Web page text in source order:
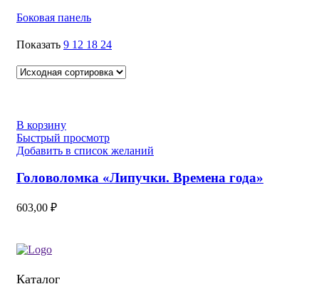
Боковая панель
Показать 9 12 18 24
В корзину
Быстрый просмотр
Добавить в список желаний
Головоломка «Липучки. Времена года»
603,00 ₽
Каталог